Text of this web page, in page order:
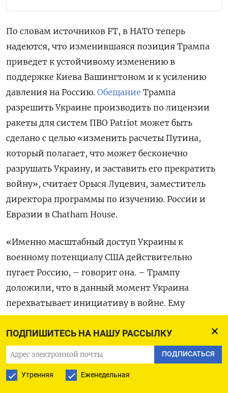
ПОДПИШИТЕСЬ НА НАШУ РАССЫЛКУ
ПОДПИСАТЬСЯ
Утренняя Еженедельная
По словам источников FT, в НАТО теперь
надеются, что изменившаяся позиция Трампа
приведет к устойчивому изменению в
поддержке Киева Вашингтоном и к усилению
давления на Россию. Обещание Трампа
разрешить Украине производить по лицензии
ракеты для систем ПВО Patriot может быть
сделано с целью «изменить расчеты Путина,
который полагает, что может бесконечно
разрушать Украину, и заставить его прекратить
войну», считает Орыся Луцевич, заместитель
директора программы по изучению. России и
Евразии в Chatham House.
«Именно масштабный доступ Украины к
военному потенциалу США действительно
пугает Россию, – говорит она. – Трампу
доложили, что в данный момент Украина
перехватывает инициативу в войне. Ему
кажется, что Путин отверг выгодное
предложение [о мирном урегулировании] и
теперь оказался в затруднительном положении
из-за превосходства Украины в области
беспилотников средней и большой дальности».